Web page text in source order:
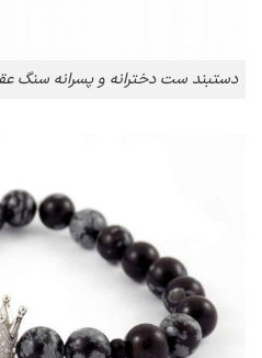
دستبند ست دخترانه و پسرانه سنگ